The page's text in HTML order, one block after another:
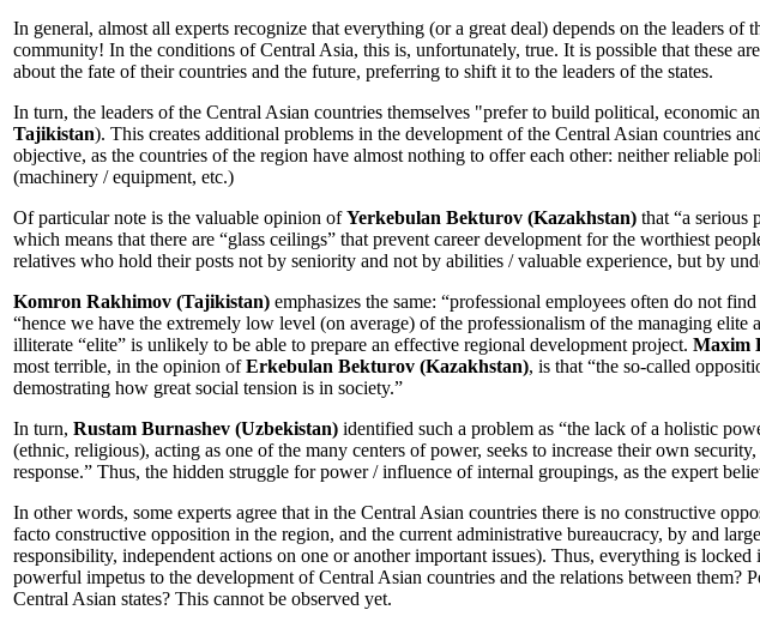
In general, almost all experts recognize that everything (or a great deal) depends on the leaders
community! In the conditions of Central Asia, this is, unfortunately, true. It is possible that these
about the fate of their countries and the future, preferring to shift it to the leaders of the states.
In turn, the leaders of the Central Asian countries themselves "prefer to build political, economic
Tajikistan). This creates additional problems in the development of the Central Asian countries
objective, as the countries of the region have almost nothing to offer each other: neither reliable
(machinery / equipment, etc.)
Of particular note is the valuable opinion ofYerkebulan Bekturov (Kazakhstan) that “a serious
which means that there are “glass ceilings” that prevent career development for the worthiest
relatives who hold their posts not by seniority and not by abilities / valuable experience, but by
Komron Rakhimov (Tajikistan) emphasizes the same: “professional employees often do not
“hence we have the extremely low level (on average) of the professionalism of the managing
illiterate “elite” is unlikely to be able to prepare an effective regional development project. Maxim
most terrible, in the opinion ofErkebulan Bekturov (Kazakhstan), is that “the so-called
demostrating how great social tension is in society.”
In turn, Rustam Burnashev (Uzbekistan) identified such a problem as “the lack of a holistic
(ethnic, religious), acting as one of the many centers of power, seeks to increase their own
response.” Thus, the hidden struggle for power / influence of internal groupings, as the expert
In other words, some experts agree that in the Central Asian countries there is no constructive
facto constructive opposition in the region, and the current administrative bureaucracy, by and
responsibility, independent actions on one or another important issues). Thus, everything is
powerful impetus to the development of Central Asian countries and the relations between
Central Asian states? This cannot be observed yet.